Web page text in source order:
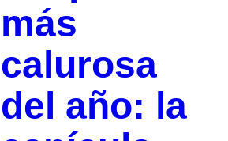
más
calurosa
del año: la